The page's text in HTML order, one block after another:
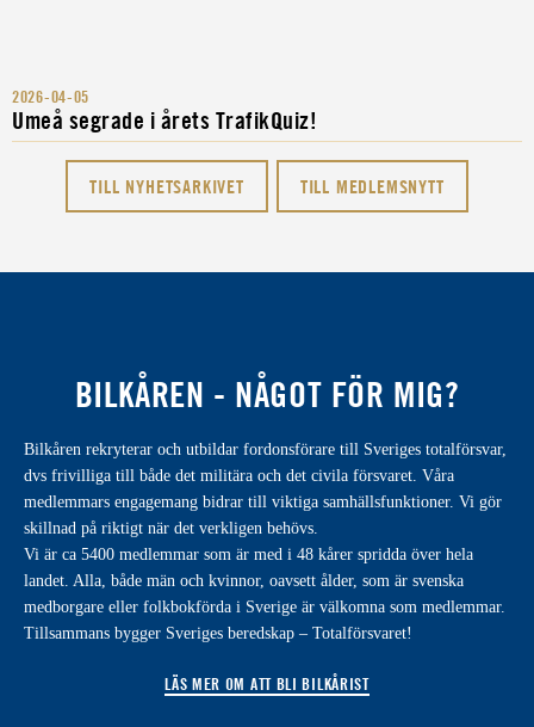
2026-04-05
Umeå segrade i årets TrafikQuiz!
TILL NYHETSARKIVET TILL MEDLEMSNYTT
BILKÅREN - NÅGOT FÖR MIG?
Bilkåren rekryterar och utbildar fordonsförare till Sveriges totalförsvar,
dvs frivilliga till både det militära och det civila försvaret. Våra
medlemmars engagemang bidrar till viktiga samhällsfunktioner. Vi gör
skillnad på riktigt när det verkligen behövs.
Vi är ca 5400 medlemmar som är med i 48 kårer spridda över hela
landet. Alla, både män och kvinnor, oavsett ålder, som är svenska
medborgare eller folkbokförda i Sverige är välkomna som medlemmar.
Tillsammans bygger Sveriges beredskap – Totalförsvaret!
LÄS MER OM ATT BLI BILKÅRIST